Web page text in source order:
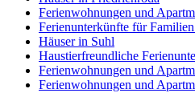
Ferienwohnungen und
Ferienunterkünfte für
Häuser in Suhl
Haustierfreundliche
Ferienwohnungen und
Ferienwohnungen und